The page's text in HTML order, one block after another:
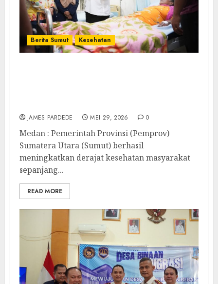
Berita Sumut Kesehatan
JAMES PARDEDE MEI 29, 2026 0
Medan : Pemerintah Provinsi (Pemprov)
Sumatera Utara (Sumut) berhasil
meningkatkan derajat kesehatan masyarakat
sepanjang...
READ MORE